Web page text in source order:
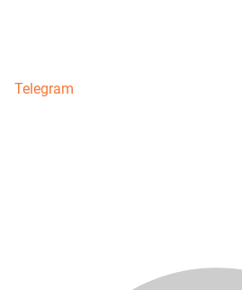
Telegram